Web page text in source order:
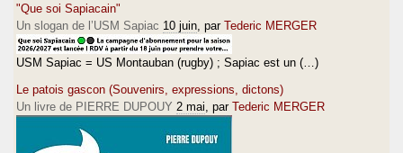
"Que soi Sapiacain"
Un slogan de l’USM Sapiac 10 juin , par Tederic MERGER
USM Sapiac = US Montauban (rugby) ; Sapiac est un (…)
Le patois gascon (Souvenirs, expressions, dictons)
Un livre de PIERRE DUPOUY 2 mai , par Tederic MERGER